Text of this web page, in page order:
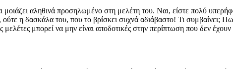
μοιάζει αληθινά προσηλωμένο στη μελέτη του. Ναι, είστε πολύ
η δασκάλα του, που το βρίσκει συχνά αδιάβαστο! Τι συμβαίνει;
μπορεί να μην είναι αποδοτικές στην περίπτωση που δεν